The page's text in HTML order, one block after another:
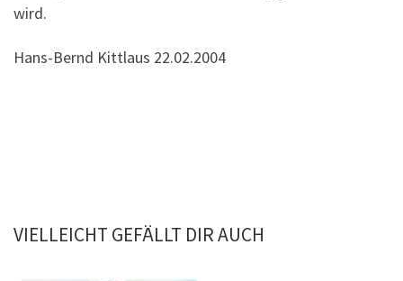
wird.
Hans-Bernd Kittlaus 22.02.2004
VIELLEICHT GEFÄLLT DIR AUCH